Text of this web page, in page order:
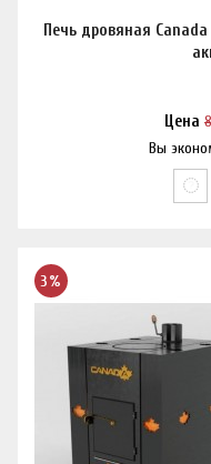
Печь дровяная
Цена
Вы
3%